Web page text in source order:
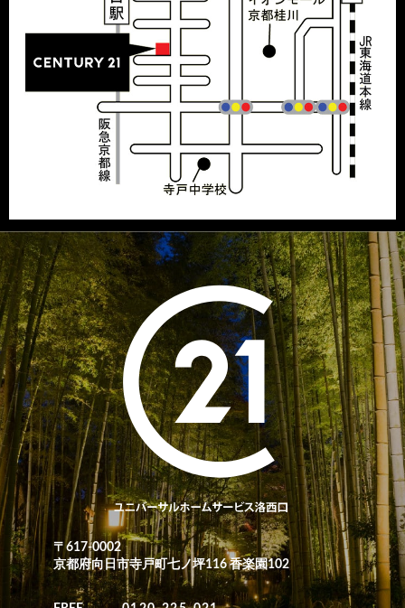
〒617-0002
京都府向日市寺戸町七ノ坪116 香楽園102